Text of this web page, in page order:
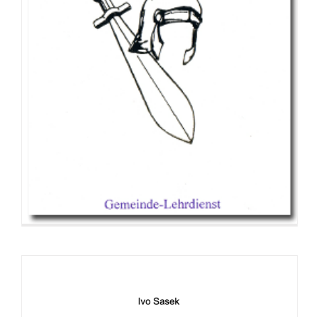
Broschüre: Die Wiederkunft Christi – hat
Gott uns verlassen?